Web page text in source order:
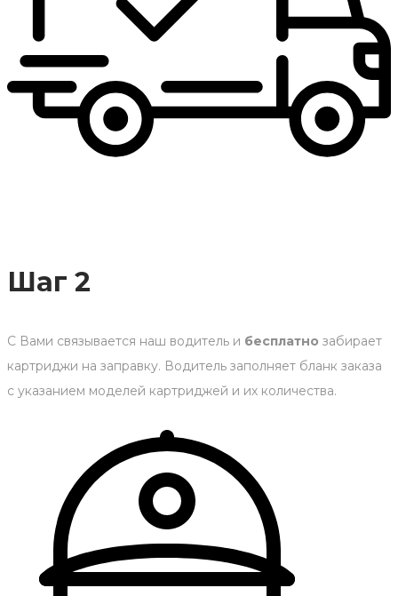
Шаг 2
С Вами связывается наш водитель и бесплатно забирает
картриджи на заправку. Водитель заполняет бланк заказа
с указанием моделей картриджей и их количества.